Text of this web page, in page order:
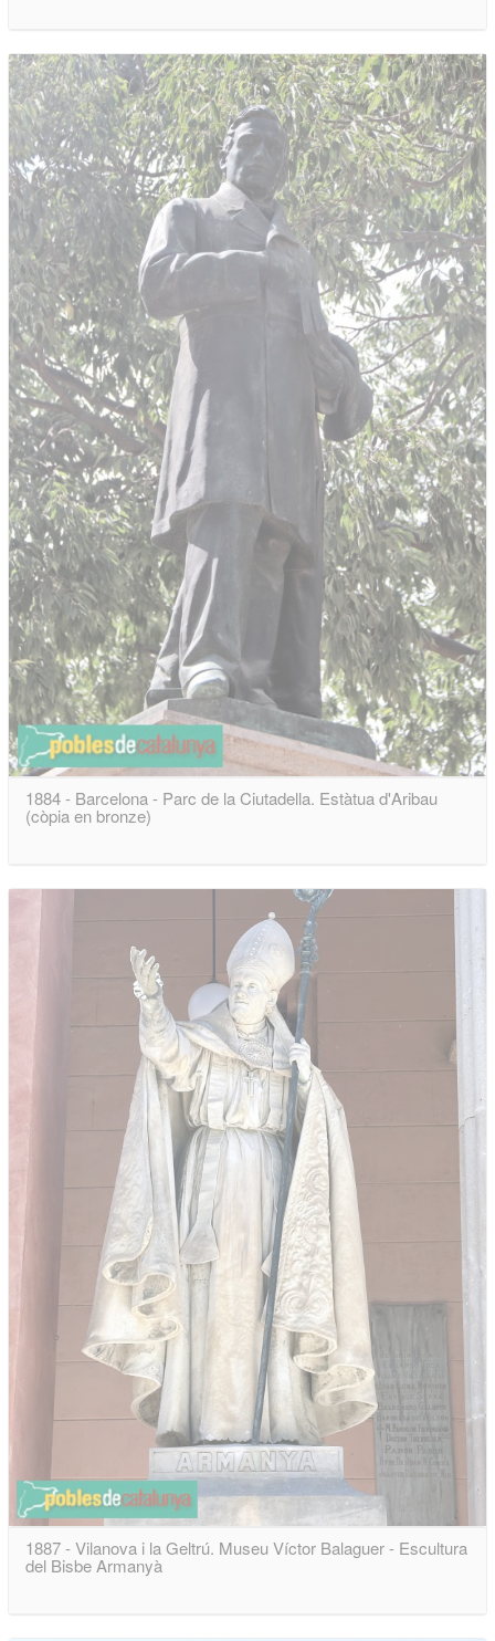
1884 - Barcelona - Parc de la Ciutadella. Estàtua d'Aribau
(còpia en bronze)
1887 - Vilanova i la Geltrú. Museu Víctor Balaguer - Escultura
del Bisbe Armanyà